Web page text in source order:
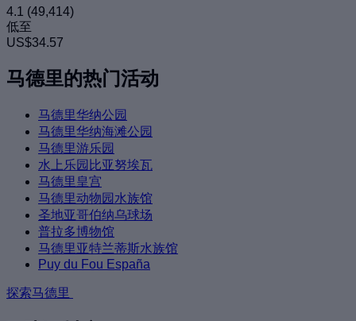
4.1 (49,414)
低至
US$34.57
马德里的热门活动
马德里华纳公园
马德里华纳海滩公园
马德里游乐园
水上乐园比亚努埃瓦
马德里皇宫
马德里动物园水族馆
圣地亚哥伯纳乌球场
普拉多博物馆
马德里亚特兰蒂斯水族馆
Puy du Fou España
探索马德里